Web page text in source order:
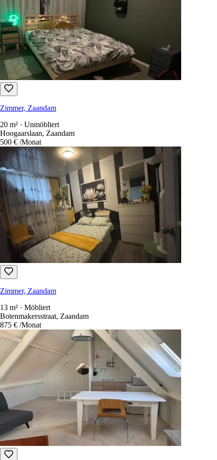
Zimmer, Zaandam
20 m² · Unmöbliert
Hoogaarslaan, Zaandam
500 € /Monat
Zimmer, Zaandam
13 m² · Möbliert
Botenmakersstraat, Zaandam
875 € /Monat